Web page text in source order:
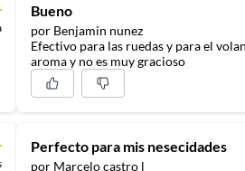
Bueno
por Benjamin nunez
Efectivo para las ruedas y para el
aroma y no es muy gracioso
Perfecto para mis nesecidades
por Marcelo castro l